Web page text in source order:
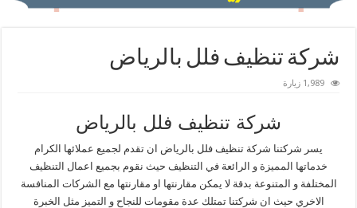
شركة تنظيف فلل بالرياض
1,989 زيارة
شركة تنظيف فلل بالرياض
يسر شركتنا شركة تنظيف فلل بالرياض ان تقدم لجميع عملائها الكرام
خدماتها المميزة و الرائعة في التنظيف حيث نقوم بجميع اعمال التنظيف
المختلفة و المتنوعة بدقة لا يمكن مقارنتها او مقارنتها مع الشركات المنافسة
الاخري حيث ان شركتنا تمتلك عدة مقومات للنجاح و التميز مثل الخبرة